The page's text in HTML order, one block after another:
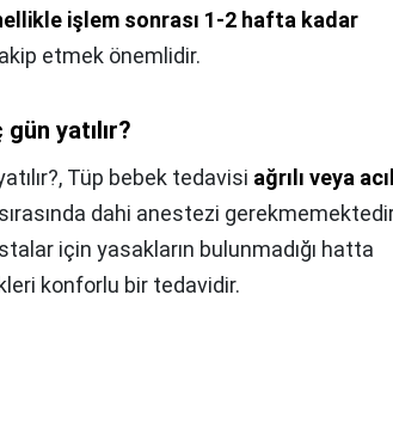
işlem sonrası 1-2 hafta kadar
etmek önemlidir.
yatılır?
Tüp bebek tedavisi ağrılı veya
dahi anestezi
için yasakların bulunmadığı hatta
konforlu bir tedavidir.